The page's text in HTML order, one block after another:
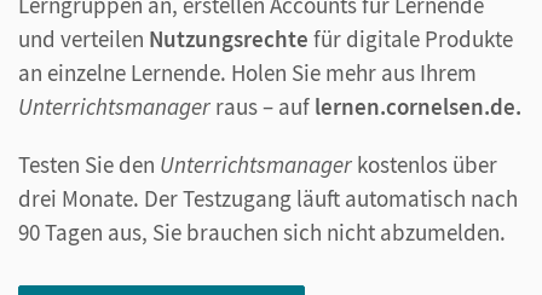
und verteilen Nutzungsrechte für digitale Produkte
an einzelne Lernende. Holen Sie mehr aus Ihrem
Unterrichtsmanager raus – auf lernen.cornelsen.de.
Testen Sie den Unterrichtsmanager kostenlos über
drei Monate. Der Testzugang läuft automatisch nach
90 Tagen aus, Sie brauchen sich nicht abzumelden.